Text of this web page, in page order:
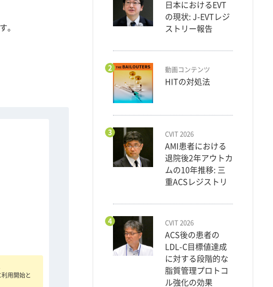
。
用開始と
日本におけるEVT
の現状: J-EVTレジ
ストリー報告
2 動画コンテンツ
HITの対処法
3 CVIT 2026
AMI患者における
退院後2年アウトカ
ムの10年推移: 三
重ACSレジストリ
4 CVIT 2026
ACS後の患者の
LDL-C目標値達成
に対する段階的な
脂質管理プロトコ
ル強化の効果